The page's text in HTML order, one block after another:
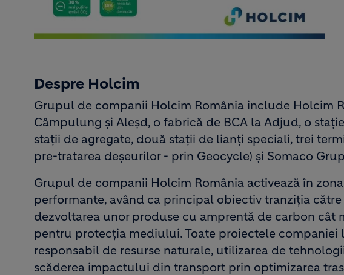
Despre Holcim
Grupul de companii Holcim România include Holcim
Câmpulung și Aleșd, o fabrică de BCA la Adjud, o
stații de agregate, două stații de lianți speciali, trei
pre-tratarea deșeurilor - prin Geocycle) și Somaco
Grupul de companii Holcim România activează în
performante, având ca principal obiectiv tranziția
dezvoltarea unor produse cu amprentă de carbon cât
pentru protecția mediului. Toate proiectele
responsabil de resurse naturale, utilizarea de
scăderea impactului din transport prin optimizarea